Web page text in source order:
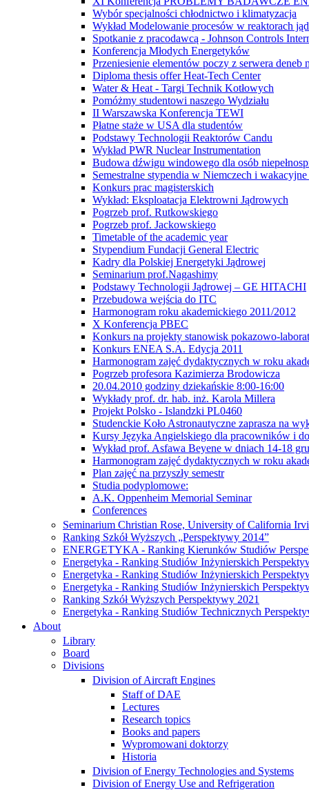
Wybór specjalności chłodnictwo i klimatyzacja
Wykład Modelowanie procesów w reaktorach
Spotkanie z pracodawcą - Johnson Controls
Konferencja Młodych Energetyków
Przeniesienie elementów poczy z serwera deneb
Diploma thesis offer Heat-Tech Center
Water & Heat - Targi Technik Kotłowych
Pomóżmy studentowi naszego Wydziału
II Warszawska Konferencja TEWI
Płatne staże w USA dla studentów
Podstawy Technologii Reaktorów Candu
Wykład PWR Nuclear Instrumentation
Budowa dźwigu windowego dla osób
Semestralne stypendia w Niemczech i
Konkurs prac magisterskich
Wykład: Eksploatacja Elektrowni Jądrowych
Pogrzeb prof. Rutkowskiego
Pogrzeb prof. Jackowskiego
Timetable of the academic year
Stypendium Fundacji General Electric
Kadry dla Polskiej Energetyki Jądrowej
Seminarium prof.Nagashimy
Podstawy Technologii Jądrowej – GE HITACHI
Przebudowa wejścia do ITC
Harmonogram roku akademickiego 2011/2012
X Konferencja PBEC
Konkurs na projekty stanowisk pokazowo-
Konkurs ENEA S.A. Edycja 2011
Harmonogram zajęć dydaktycznych w roku
Pogrzeb profesora Kazimierza Brodowicza
20.04.2010 godziny dziekańskie 8:00-16:00
Wykłady prof. dr. hab. inż. Karola Millera
Projekt Polsko - Islandzki PL0460
Studenckie Koło Astronautyczne zaprasza na
Kursy Języka Angielskiego dla pracowników i
Wykład prof. Asfawa Beyene w dniach 14-18
Harmonogram zajęć dydaktycznych w roku
Plan zajęć na przyszły semestr
Studia podyplomowe:
A.K. Oppenheim Memorial Seminar
Conferences
Seminarium Christian Rose, University of California
Ranking Szkół Wyższych „Perspektywy 2014”
ENERGETYKA - Ranking Kierunków Studiów
Energetyka - Ranking Studiów Inżynierskich
Energetyka - Ranking Studiów Inżynierskich
Energetyka - Ranking Studiów Inżynierskich
Ranking Szkół Wyższych Perspektywy 2021
Energetyka - Ranking Studiów Technicznych
About
Library
Board
Divisions
Division of Aircraft Engines
Staff of DAE
Lectures
Research topics
Books and papers
Wypromowani doktorzy
Historia
Division of Energy Technologies and Systems
Division of Energy Use and Refrigeration